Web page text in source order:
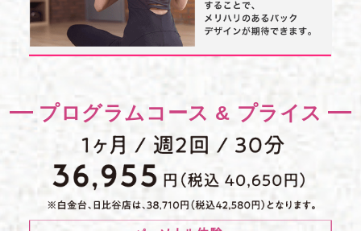
プログラムコース & プライス